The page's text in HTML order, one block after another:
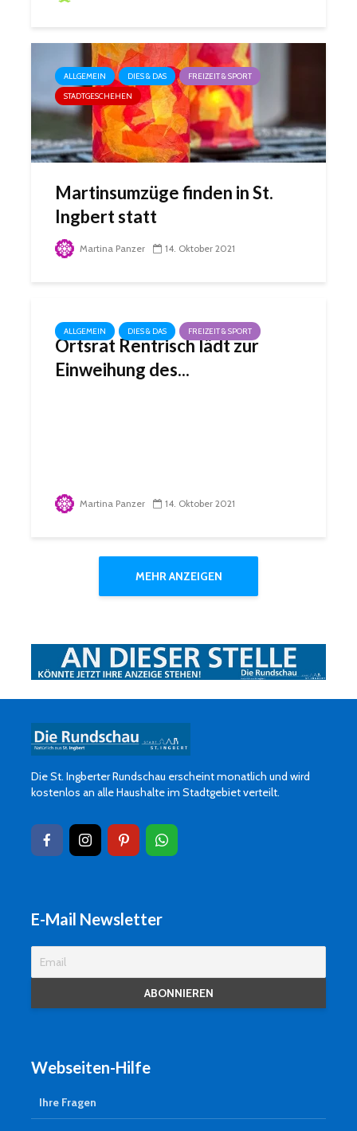
ALLGEMEIN DIES & DAS
FREIZEIT & SPORT
STADTGESCHEHEN
Martinsumzüge finden in St.
Ingbert statt
Martina Panzer 14. Oktober 2021
ALLGEMEIN DIES & DAS FREIZEIT & SPORT
Ortsrat Rentrisch lädt zur
Einweihung des...
Martina Panzer 14. Oktober 2021
MEHR ANZEIGEN
Die St. Ingberter Rundschau erscheint monatlich und wird
kostenlos an alle Haushalte im Stadtgebiet verteilt.
E-Mail Newsletter
Webseiten-Hilfe
Ihre Fragen